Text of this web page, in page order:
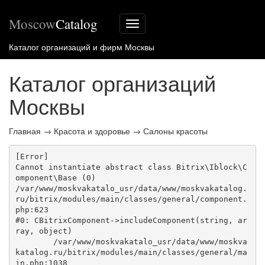
Меню
сайта
MoscowCatalog
Каталог организаций и фирм Москвы
Каталог организаций
Москвы
Главная → Красота и здоровье → Салоны красоты
[Error]
Cannot instantiate abstract class Bitrix\Iblock\C
omponent\Base (0)
/var/www/moskvakatalo_usr/data/www/moskvakatalog.
ru/bitrix/modules/main/classes/general/component.
php:623
#0: CBitrixComponent->includeComponent(string, ar
ray, object)
katalog.ru/bitrix/modules/main/classes/general/ma
in.php:1038